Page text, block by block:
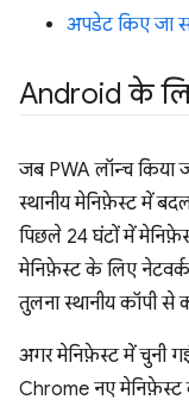
अपडेट किए जा
Android के
जब PWA लॉन्च किया
स्थानीय मेनिफ़ेस्ट में
पिछले 24 घंटों में
मेनिफ़ेस्ट के लिए
तुलना स्थानीय कॉपी से
अगर मेनिफ़ेस्ट में चुनी
Chrome नए मेनिफ़ेस्ट